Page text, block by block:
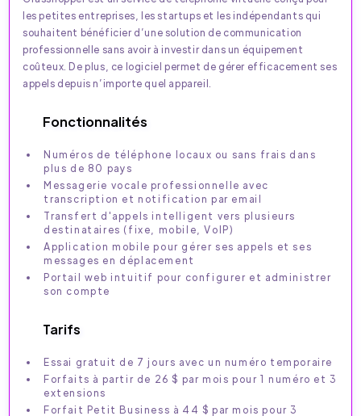
les petites entreprises, les startups et les indépendants qui
souhaitent bénéficier d’une solution de communication
professionnelle sans avoir à investir dans un équipement
coûteux. De plus, ce logiciel permet de gérer efficacement ses
appels depuis n’importe quel appareil.
Fonctionnalités
Numéros de téléphone locaux ou sans frais dans
plus de 80 pays
Messagerie vocale professionnelle avec
transcription et notification par email
Transfert d'appels intelligent vers plusieurs
destinataires (fixe, mobile, VoIP)
Application mobile pour gérer ses appels et ses
messages en déplacement
Portail web intuitif pour configurer et administrer
son compte
Tarifs
Essai gratuit de 7 jours avec un numéro temporaire
Forfaits à partir de 26 $ par mois pour 1 numéro et 3
extensions
Forfait Petit Business à 44 $ par mois pour 3